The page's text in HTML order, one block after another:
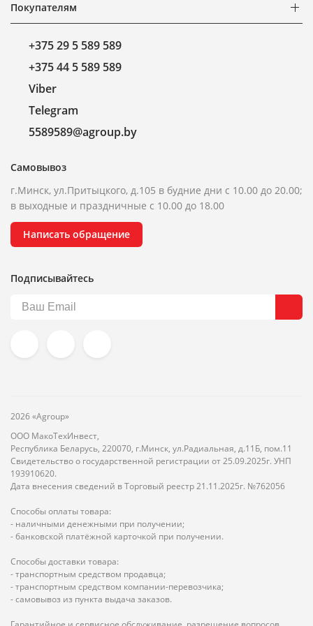
Покупателям
+375 29 5 589 589
+375 44 5 589 589
Viber
Telegram
5589589@agroup.by
Самовывоз
г.Минск, ул.Притыцкого, д.105 в будние дни с 10.00 до 20.00;
в выходные и праздничные с 10.00 до 18.00
Написать обращение
Подписывайтесь
2026 «Agroup»
ООО МакоТехИнвест,
Республика Беларусь, 220070, г.Минск, ул.Радиальная, д.11Б, пом.11
Свидетельство о государственной регистрации от 25.09.2025г. УНП
193910620.
Дата внесения сведений в Торговый реестр 21.11.2025г. №762056
Способы оплаты товара:
- наличными денежными при получении;
- банковской платёжной карточкой при получении.
Способы доставки товара:
- транспортным средством продавца;
- транспортным средством компании-перевозчика;
- самовывоз из пункта выдача заказов.